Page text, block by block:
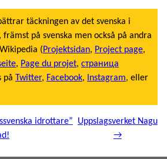
täckningen av det svenska i
på svenska men också på andra
(Projektsidan, Project page,
, Page du projet, страница
på Twitter, Facebook, Instagram, eller
idrottare”
Uppslagsverket Nagu
→